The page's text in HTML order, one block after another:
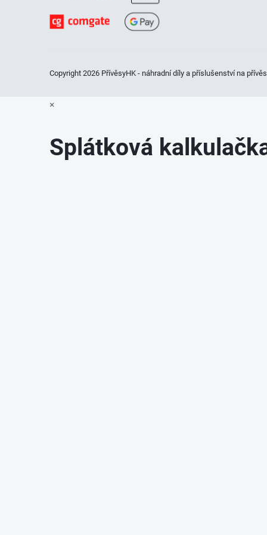
Copyright 2026 PřívěsyHK - náhradní díly a příslušenství na
×
Splátková